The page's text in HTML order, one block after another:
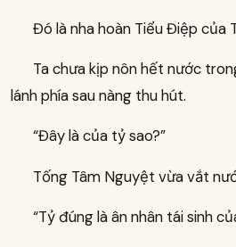
Đó là nha hoàn Tiểu Điệp của
Ta chưa kịp nôn hết nước
lánh phía sau nàng thu hút.
“Đây là của tỷ sao?”
Tống Tâm Nguyệt vừa vắt
“Tỷ đúng là ân nhân tái sinh